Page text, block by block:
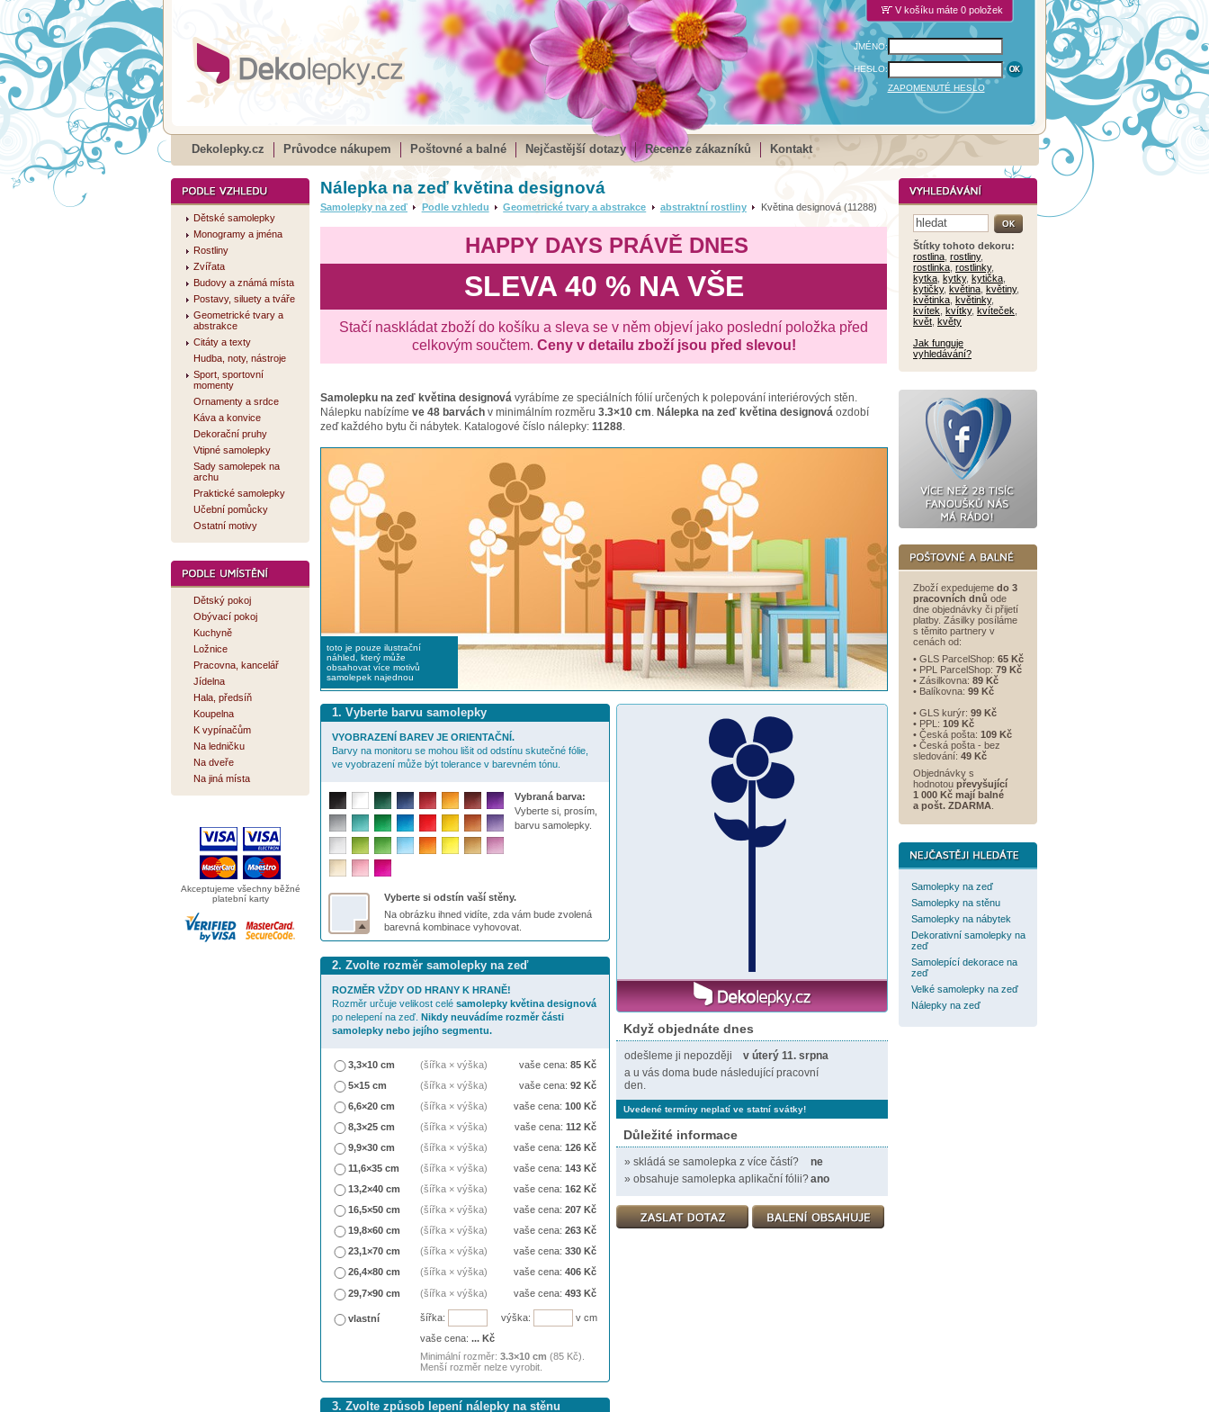
V košíku máte 0 položek
JMÉNO:
HESLO:
ZAPOMENUTÉ HESLO
Dekolepky.cz Průvodce nákupem Poštovné a balné Nejčastější dotazy Recenze zákazníků Kontakt
Dětské samolepky
Monogramy a jména
Rostliny
Zvířata
Budovy a známá místa
Postavy, siluety a tváře
Geometrické tvary a
abstrakce
Citáty a texty
Hudba, noty, nástroje
Sport, sportovní
momenty
Ornamenty a srdce
Káva a konvice
Dekorační pruhy
Vtipné samolepky
Sady samolepek na
archu
Praktické samolepky
Učební pomůcky
Ostatní motivy
Dětský pokoj
Obývací pokoj
Kuchyně
Ložnice
Pracovna, kancelář
Jídelna
Hala, předsíň
Koupelna
K vypínačům
Na ledničku
Na dveře
Na jiná místa
Akceptujeme všechny běžné
platební karty
Nálepka na zeď květina designová
Samolepky na zeď Podle vzhledu Geometrické tvary a abstrakce abstraktní rostliny Květina designová (11288)
HAPPY DAYS PRÁVĚ DNES
SLEVA 40 % NA VŠE
Stačí naskládat zboží do košíku a sleva se v něm objeví jako poslední položka před
celkovým součtem. Ceny v detailu zboží jsou před slevou!
Samolepku na zeď květina designová vyrábíme ze speciálních fólií určených k polepování interiérových stěn.
Nálepku nabízíme ve 48 barvách v minimálním rozměru 3.3×10 cm. Nálepka na zeď květina designová ozdobí
zeď každého bytu či nábytek. Katalogové číslo nálepky: 11288.
toto je pouze ilustrační
náhled, který může
obsahovat více motivů
samolepek najednou
Když objednáte dnes
odešleme ji nepozději
v úterý 11. srpna
a u vás doma bude následující pracovní
den.
Uvedené termíny neplatí ve statní svátky!
Důležité informace
» skládá se samolepka z více částí?
ne
» obsahuje samolepka aplikační fólii?ano
1. Vyberte barvu samolepky
VYOBRAZENÍ BAREV JE ORIENTAČNÍ.
Barvy na monitoru se mohou lišit od odstínu skutečné fólie,
ve vyobrazení může být tolerance v barevném tónu.
Vybraná barva:
Vyberte si, prosím,
barvu samolepky.
Vyberte si odstín vaší stěny.
Na obrázku ihned vidíte, zda vám bude zvolená
barevná kombinace vyhovovat.
2. Zvolte rozměr samolepky na zeď
ROZMĚR VŽDY OD HRANY K HRANĚ!
Rozměr určuje velikost celé samolepky květina designová
po nelepení na zeď. Nikdy neuvádíme rozměr části
samolepky nebo jejího segmentu.
3,3×10 cm (šířka × výška) vaše cena: 85 Kč
5×15 cm
(šířka × výška) vaše cena: 92 Kč
6,6×20 cm
(šířka × výška) vaše cena: 100 Kč
8,3×25 cm
(šířka × výška) vaše cena: 112 Kč
9,9×30 cm
(šířka × výška) vaše cena: 126 Kč
11,6×35 cm
(šířka × výška) vaše cena: 143 Kč
13,2×40 cm
(šířka × výška) vaše cena: 162 Kč
16,5×50 cm
(šířka × výška) vaše cena: 207 Kč
19,8×60 cm
(šířka × výška) vaše cena: 263 Kč
23,1×70 cm
(šířka × výška) vaše cena: 330 Kč
26,4×80 cm
(šířka × výška) vaše cena: 406 Kč
29,7×90 cm
(šířka × výška) vaše cena: 493 Kč
vlastní šířka: výška:
v cm
vaše cena: ... Kč
Minimální rozměr: 3.3×10 cm (85 Kč).
Menší rozměr nelze vyrobit.
3. Zvolte způsob lepení nálepky na stěnu
Štítky tohoto dekoru:
rostlina rostliny,
rostlinka rostlinky,
kytka kytky, kytička
kytičky, květina květiny,
květinka květinky,
kvítek kvítky, kvíteček
květ květy
Jak funguje
vyhledávání?
Zboží expedujeme do 3
pracovních dnů ode
dne objednávky či přijetí
platby. Zásilky posíláme
s těmito partnery v
cenách od:
• GLS ParcelShop: 65 Kč
• PPL ParcelShop: 79 Kč
• Zásilkovna: 89 Kč
• Balíkovna: 99 Kč
• GLS kurýr: 99 Kč
• PPL: 109 Kč
• Česká pošta: 109 Kč
• Česká pošta - bez
sledování: 49 Kč
Objednávky s
hodnotou převyšující
1 000 Kč mají balné
a pošt. ZDARMA
Samolepky na zeď
Samolepky na stěnu
Samolepky na nábytek
Dekorativní samolepky na
zeď
Samolepící dekorace na
zeď
Velké samolepky na zeď
Nálepky na zeď